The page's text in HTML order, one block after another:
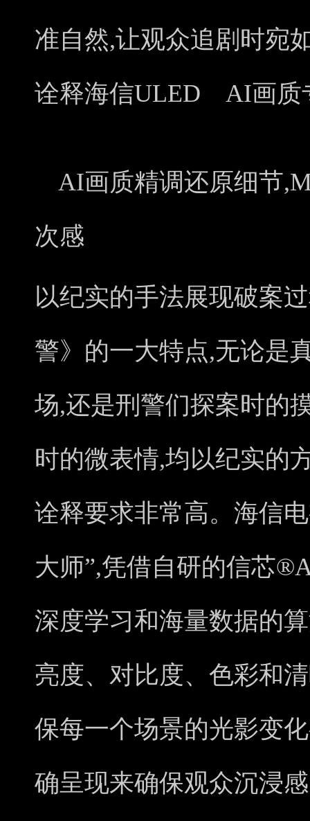
准自然,让观众追剧时宛
诠释海信ULED AI画质
AI画质精调还原细节
次感
以纪实的手法展现破案
警》的一大特点,无论是
场,还是刑警们探案时的
时的微表情,均以纪实的
诠释要求非常高。海信
大师”,凭借自研的信芯
深度学习和海量数据的
亮度、对比度、色彩和
保每一个场景的光影变
确呈现来确保观众沉浸